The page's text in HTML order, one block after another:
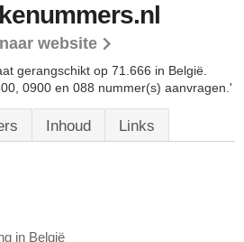
website
gerangschikt op 71.666 in België.
0900 en 088 nummer(s) aanvragen.'
Inhoud
Links
in België